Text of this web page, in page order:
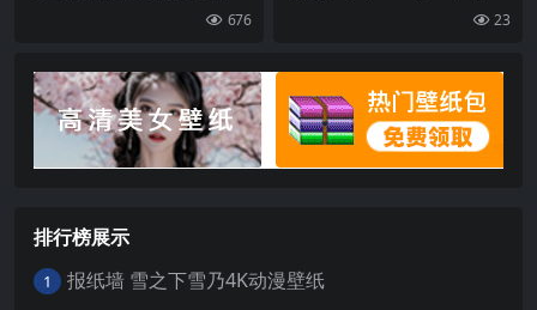
676
sizuo.org/locoy-baidutrans
23
排行榜展示
1 报纸墙 雪之下雪乃4K动漫壁纸